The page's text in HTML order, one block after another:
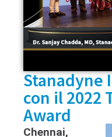
Stanadyne
con il 2022
Award
Chennai,